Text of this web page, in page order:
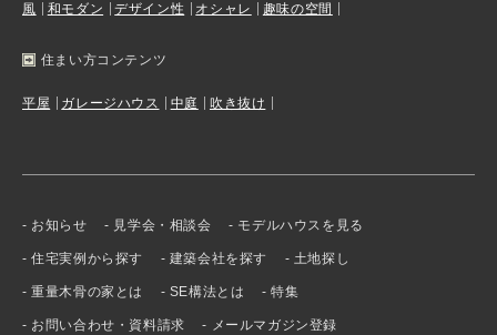
風
和モダン デザイン性 オシャレ 趣味の空間
住まい方コンテンツ
平屋 ガレージハウス 中庭 吹き抜け
お知らせ 見学会・相談会 モデルハウスを見る
住宅実例から探す 建築会社を探す 土地探し
重量木骨の家とは SE構法とは 特集
お問い合わせ・資料請求 メールマガジン登録